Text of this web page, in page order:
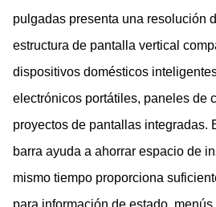
pulgadas presenta una resolución
estructura de pantalla vertical
dispositivos domésticos
electrónicos portátiles, paneles de
proyectos de pantallas integradas.
barra ayuda a ahorrar espacio de
mismo tiempo proporciona
para información de estado,